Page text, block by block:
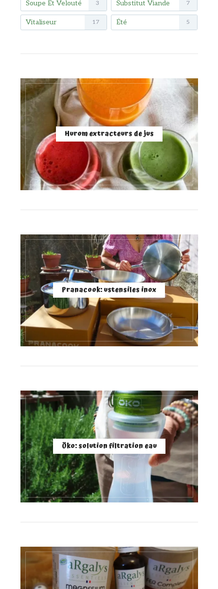
Soupe Et Velouté 3 Substitut Viande 7
Vitaliseur 17 Été 5
Hurom extracteurs de jus
Pranacook: ustensiles inox
Öko: solution filtration eau